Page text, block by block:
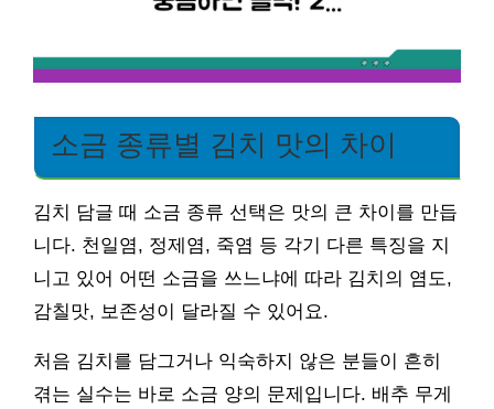
소금 종류별 김치 맛의 차이
김치 담글 때 소금 종류 선택은 맛의 큰 차이를 만듭
니다. 천일염, 정제염, 죽염 등 각기 다른 특징을 지
니고 있어 어떤 소금을 쓰느냐에 따라 김치의 염도,
감칠맛, 보존성이 달라질 수 있어요.
처음 김치를 담그거나 익숙하지 않은 분들이 흔히
겪는 실수는 바로 소금 양의 문제입니다. 배추 무게